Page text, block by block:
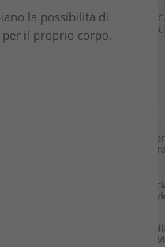
la possibilità di
per il proprio corpo.